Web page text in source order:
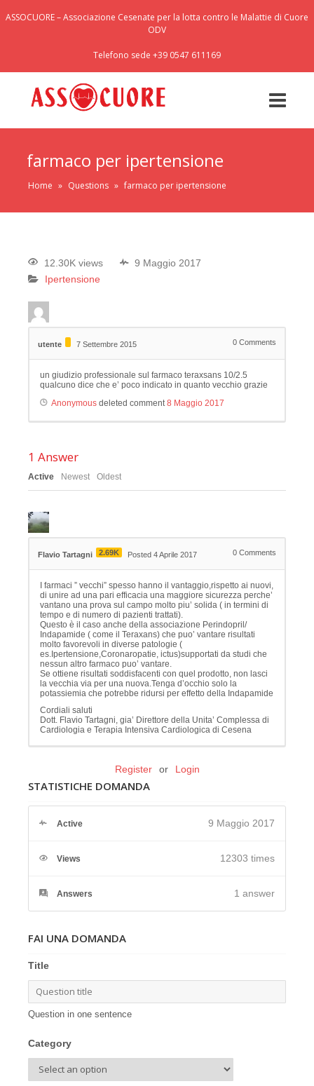
ASSOCUORE – Associazione Cesenate per la lotta contro le Malattie di Cuore
ODV
Telefono sede +39 0547 611169
farmaco per ipertensione
Home » Questions » farmaco per ipertensione
12.30K views
9 Maggio 2017
Ipertensione
utente 7 Settembre 2015 0 Comments
un giudizio professionale sul farmaco teraxsans 10/2.5
qualcuno dice che e’ poco indicato in quanto vecchio grazie
Anonymous deleted comment 8 Maggio 2017
1 Answer
Active Newest Oldest
Flavio Tartagni 2.69K Posted 4 Aprile 2017 0 Comments
I farmaci ” vecchi” spesso hanno il vantaggio,rispetto ai nuovi,
di unire ad una pari efficacia una maggiore sicurezza perche’
vantano una prova sul campo molto piu’ solida ( in termini di
tempo e di numero di pazienti trattati).
Questo è il caso anche della associazione Perindopril/
Indapamide ( come il Teraxans) che puo’ vantare risultati
molto favorevoli in diverse patologie (
es.Ipertensione,Coronaropatie, ictus)supportati da studi che
nessun altro farmaco puo’ vantare.
Se ottiene risultati soddisfacenti con quel prodotto, non lasci
la vecchia via per una nuova.Tenga d’occhio solo la
potassiemia che potrebbe ridursi per effetto della Indapamide
Cordiali saluti
Dott. Flavio Tartagni, gia’ Direttore della Unita’ Complessa di
Cardiologia e Terapia Intensiva Cardiologica di Cesena
Register or Login
STATISTICHE DOMANDA
Active 9 Maggio 2017
Views 12303 times
Answers 1 answer
FAI UNA DOMANDA
Title
Question in one sentence
Category